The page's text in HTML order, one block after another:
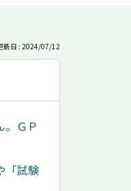
新日 : 2024/07/12
。ＧＰ
「試験